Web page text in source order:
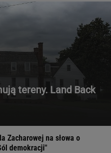
tereny. Land Back
Zacharowej na słowa o
demokracji"